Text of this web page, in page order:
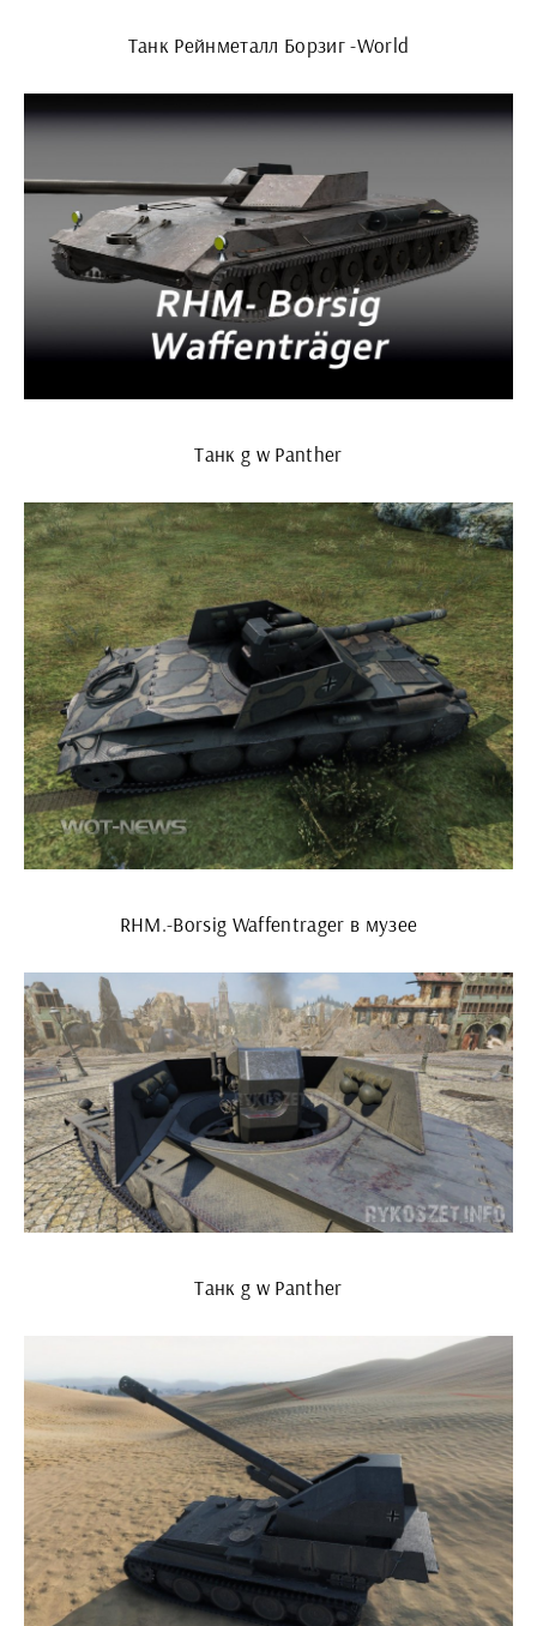
Танк Рейнметалл Борзиг -World
Танк g w Panther
RHM.-Borsig Waffentrager в музее
Танк g w Panther